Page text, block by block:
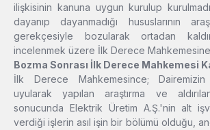
ilişkisinin kanuna uygun kurulup
dayanıp dayanmadığı hususlarının
gerekçesiyle bozularak ortadan
incelenmek üzere İlk Derece
Bozma Sonrası İlk Derece Mahkemesi
İlk Derece Mahkemesince;
uyularak yapılan araştırma ve
sonucunda Elektrik Üretim A.Ş.'nin alt
verdiği işlerin asıl işin bir bölümü olduğu,